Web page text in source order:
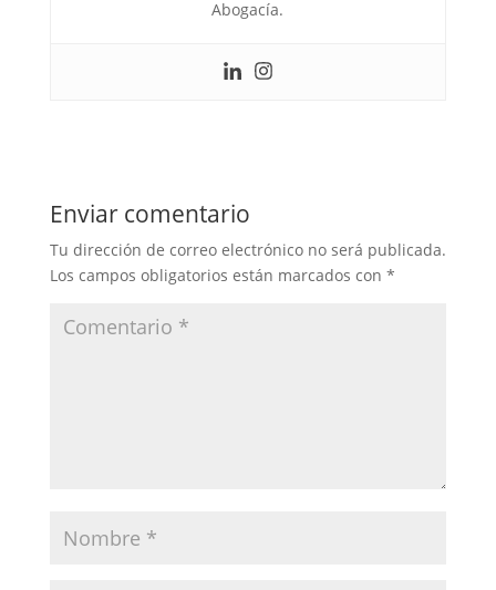
Abogacía.
Enviar comentario
Tu dirección de correo electrónico no será publicada.
Los campos obligatorios están marcados con *